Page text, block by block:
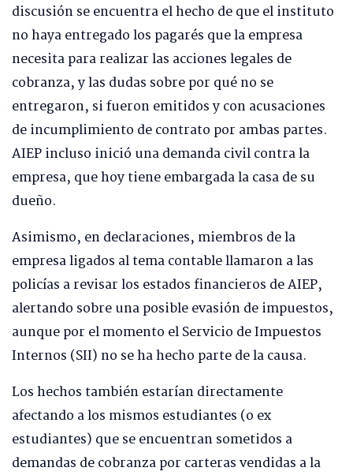
discusión se encuentra el hecho de que el instituto
no haya entregado los pagarés que la empresa
necesita para realizar las acciones legales de
cobranza, y las dudas sobre por qué no se
entregaron, si fueron emitidos y con acusaciones
de incumplimiento de contrato por ambas partes.
AIEP incluso inició una demanda civil contra la
empresa, que hoy tiene embargada la casa de su
dueño.
Asimismo, en declaraciones, miembros de la
empresa ligados al tema contable llamaron a las
policías a revisar los estados financieros de AIEP,
alertando sobre una posible evasión de impuestos,
aunque por el momento el Servicio de Impuestos
Internos (SII) no se ha hecho parte de la causa.
Los hechos también estarían directamente
afectando a los mismos estudiantes (o ex
estudiantes) que se encuentran sometidos a
demandas de cobranza por carteras vendidas a la